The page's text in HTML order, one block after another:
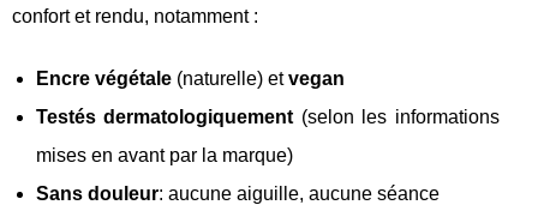
confort et rendu, notamment :
Encre végétale (naturelle) etvegan
Testés dermatologiquement (selon les informations
mises en avant par la marque)
Sans douleur: aucune aiguille, aucune séance